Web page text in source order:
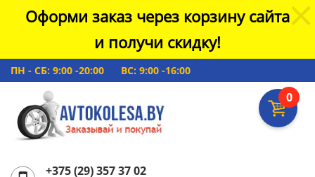
Оформи заказ через корзину сайта
и получи скидку!
ПН - СБ: 9:00 -20:00 ВС: 9:00 -16:00
0
+375 (29) 357 37 02